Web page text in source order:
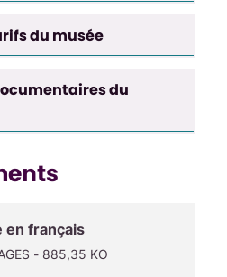
du musée
du
en français
- 885,35 KO